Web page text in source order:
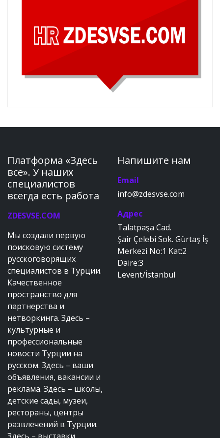
Платформа «Здесь
все». У наших
специалистов
всегда есть работа
ZDESVSE.COM
Мы создали первую
поисковую систему
русскоговорящих
специалистов в Турции.
Качественное
пространство для
партнерства и
нетворкинга. Здесь –
культурные и
профессиональные
новости Турции на
русском. Здесь – ваши
объявления, вакансии и
реклама. Здесь – школы,
детские сады, музеи,
рестораны, центры
развлечений в Турции.
Напишите нам
Email
info@zdesvse.com
Адрес
Talatpaşa Cad.
Şair Çelebi Sok. Gürtaş İş
Merkezi No:1 Kat:2
Daire:3
Levent/İstanbul